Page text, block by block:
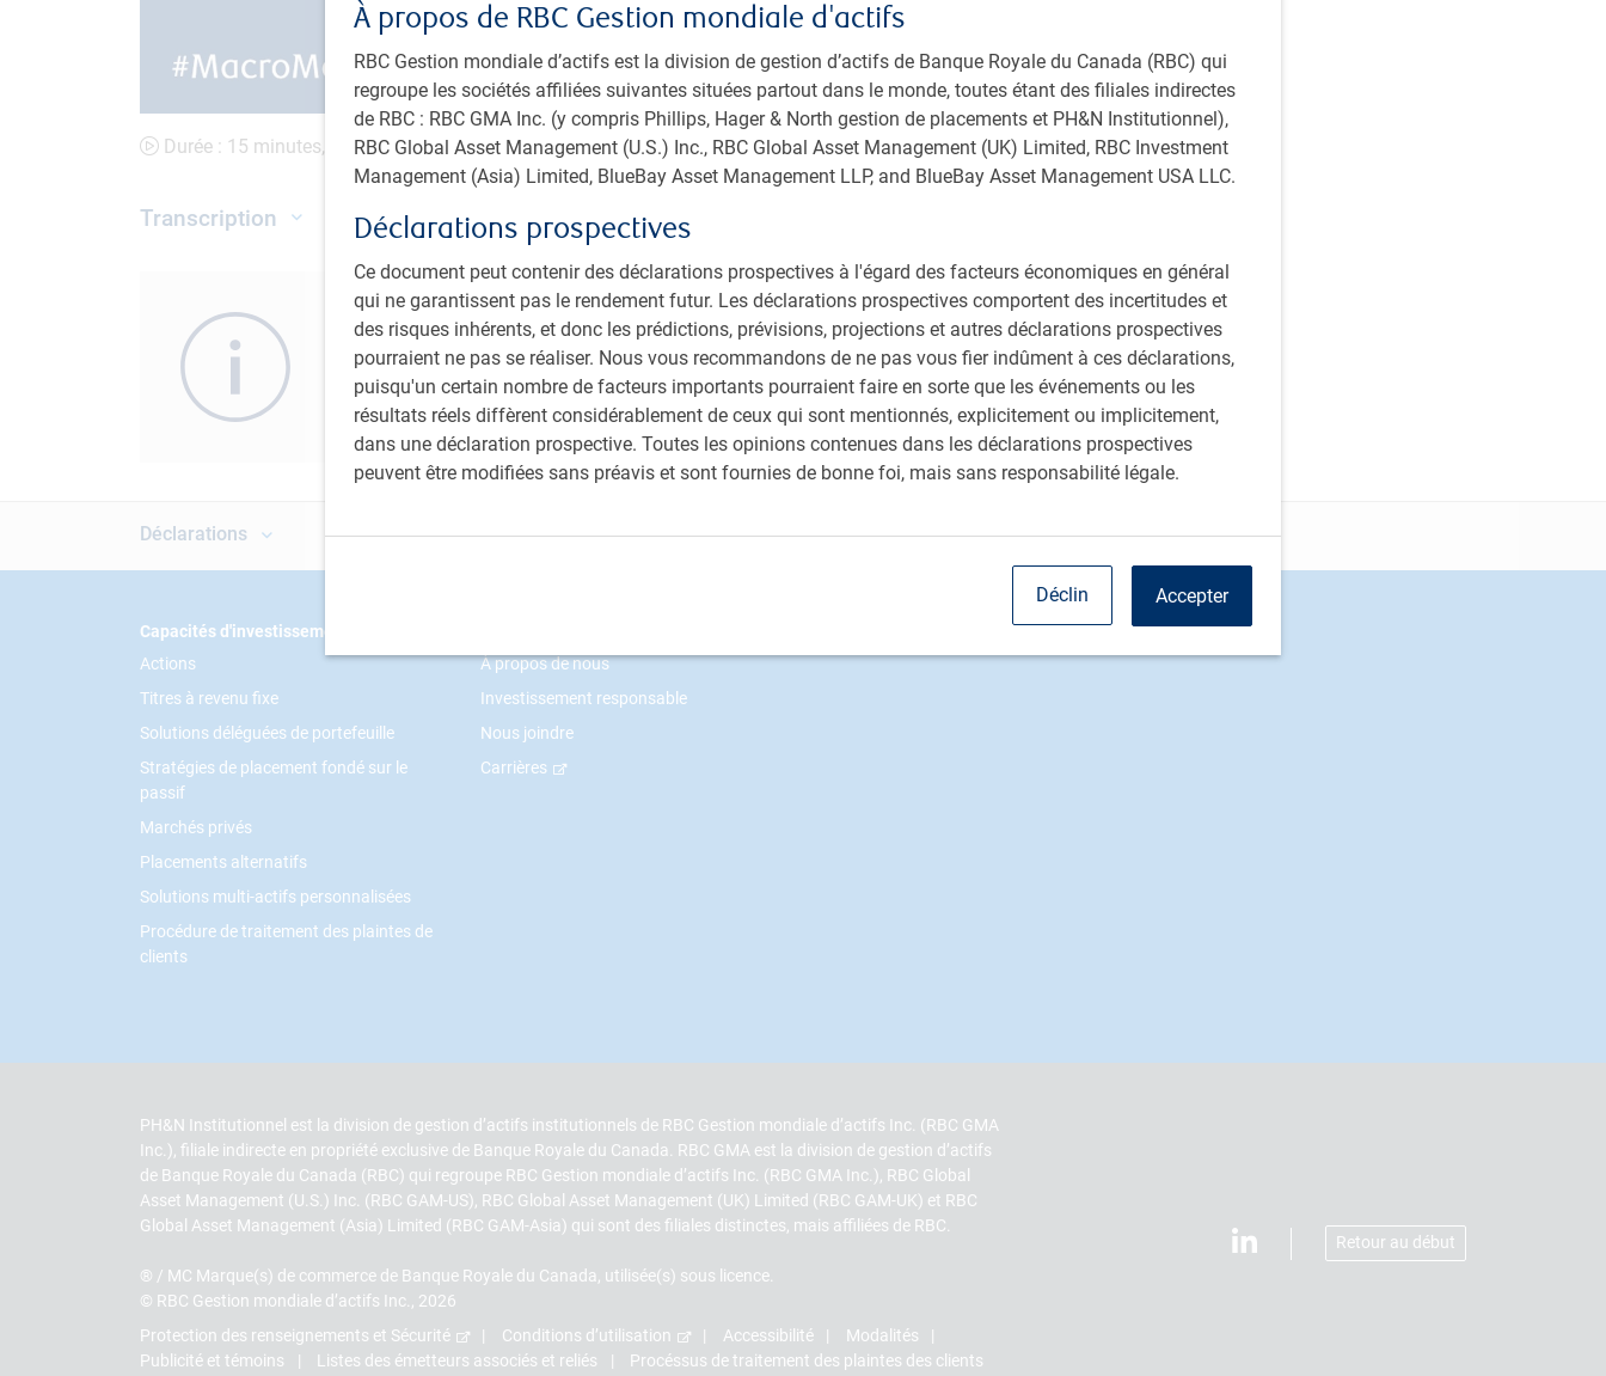
À propos de RBC Gestion mondiale d'actifs
RBC Gestion mondiale d’actifs est la division de gestion d’actifs de Banque Royale du Canada (RBC) qui
regroupe les sociétés affiliées suivantes situées partout dans le monde, toutes étant des filiales indirectes
de RBC : RBC GMA Inc. (y compris Phillips, Hager & North gestion de placements et PH&N Institutionnel),
RBC Global Asset Management (U.S.) Inc., RBC Global Asset Management (UK) Limited, RBC Investment
Management (Asia) Limited, BlueBay Asset Management LLP, and BlueBay Asset Management USA LLC.
Déclarations prospectives
Ce document peut contenir des déclarations prospectives à l'égard des facteurs économiques en général
qui ne garantissent pas le rendement futur. Les déclarations prospectives comportent des incertitudes et
des risques inhérents, et donc les prédictions, prévisions, projections et autres déclarations prospectives
pourraient ne pas se réaliser. Nous vous recommandons de ne pas vous fier indûment à ces déclarations,
puisqu'un certain nombre de facteurs importants pourraient faire en sorte que les événements ou les
résultats réels diffèrent considérablement de ceux qui sont mentionnés, explicitement ou implicitement,
dans une déclaration prospective. Toutes les opinions contenues dans les déclarations prospectives
peuvent être modifiées sans préavis et sont fournies de bonne foi, mais sans responsabilité légale.
Accepter
Déclin
Video
Durée : 15 minutes, 21 secondes
Transcription
Soyez au fait desdernières perspectivesde RBC Gestion mondiale
d’actifs.
Déclarations
Footer
Capacités d'investissement
Actions
Titres à revenu fixe
Solutions déléguées de portefeuille
Stratégies de placement fondé sur le
passif
Marchés privés
Placements alternatifs
Solutions multi-actifs personnalisées
Procédure de traitement des plaintes de
clients
À propos de nous
Investissement responsable
Nous joindre
Carrières
PH&N Institutionnel est la division de gestion d’actifs institutionnels de RBC Gestion mondiale d’actifs Inc. (RBC GMA
Inc.), filiale indirecte en propriété exclusive de Banque Royale du Canada. RBC GMA est la division de gestion d’actifs
de Banque Royale du Canada (RBC) qui regroupe RBC Gestion mondiale d’actifs Inc. (RBC GMA Inc.), RBC Global
Asset Management (U.S.) Inc. (RBC GAM-US), RBC Global Asset Management (UK) Limited (RBC GAM-UK) et RBC
Global Asset Management (Asia) Limited (RBC GAM-Asia) qui sont des filiales distinctes, mais affiliées de RBC.
® / MC Marque(s) de commerce de Banque Royale du Canada, utilisée(s) sous licence.
© RBC Gestion mondiale d’actifs Inc., 2026
Protection des renseignements et Sécurité
Conditions d’utilisation Accessibilité
Modalités
Publicité et témoins
Listes des émetteurs associés et reliés Procéssus de traitement des plaintes des clients
Retour au début